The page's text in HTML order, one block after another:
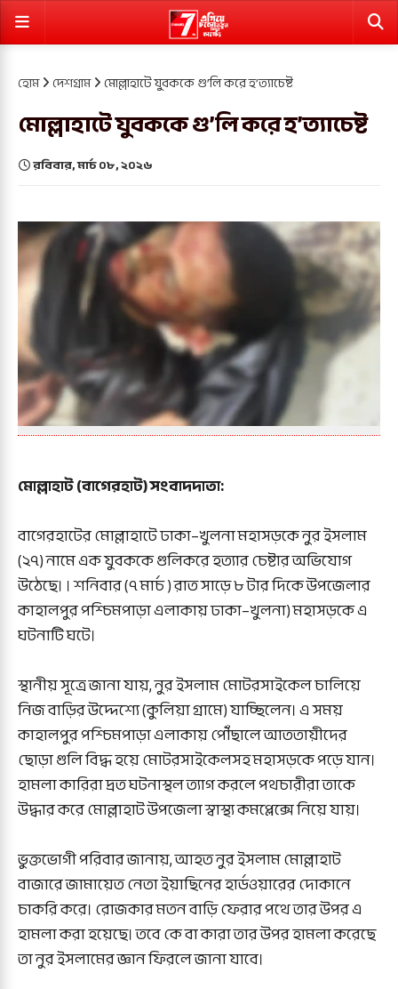
হোম দেশগ্রাম মোল্লাহাটে যুবককে গু’লি করে হ’ত্যাচেষ্ট
মোল্লাহাটে যুবককে গু’লি করে হ’ত্যাচেষ্ট
রবিবার, মার্চ ০৮, ২০২৬
মোল্লাহাট (বাগেরহাট) সংবাদদাতা:
বাগেরহাটের মোল্লাহাটে ঢাকা–খুলনা মহাসড়কে নুর ইসলাম
(২৭) নামে এক যুবককে গুলিকরে হত্যার চেষ্টার অভিযোগ
উঠেছে। । শনিবার (৭ মার্চ ) রাত সাড়ে ৮ টার দিকে উপজেলার
কাহালপুর পশ্চিমপাড়া এলাকায় ঢাকা–খুলনা) মহাসড়কে এ
ঘটনাটি ঘটে।
স্থানীয় সূত্রে জানা যায়, নুর ইসলাম মোটরসাইকেল চালিয়ে
নিজ বাড়ির উদ্দেশ্যে (কুলিয়া গ্রামে) যাচ্ছিলেন। এ সময়
কাহালপুর পশ্চিমপাড়া এলাকায় পৌঁছালে আততায়ীদের
ছোড়া গুলি বিদ্ধ হয়ে মোটরসাইকেলসহ মহাসড়কে পড়ে যান।
হামলা কারিরা দ্রত ঘটনাস্থল ত্যাগ করলে পথচারীরা তাকে
উদ্ধার করে মোল্লাহাট উপজেলা স্বাস্থ্য কমপ্লেক্সে নিয়ে যায়।
ভুক্তভোগী পরিবার জানায়, আহত নুর ইসলাম মোল্লাহাট
বাজারে জামায়েত নেতা ইয়াছিনের হার্ডওয়ারের দোকানে
চাকরি করে। রোজকার মতন বাড়ি ফেরার পথে তার উপর এ
হামলা করা হয়েছে। তবে কে বা কারা তার উপর হামলা করেছে
তা নুর ইসলামের জ্ঞান ফিরলে জানা যাবে।